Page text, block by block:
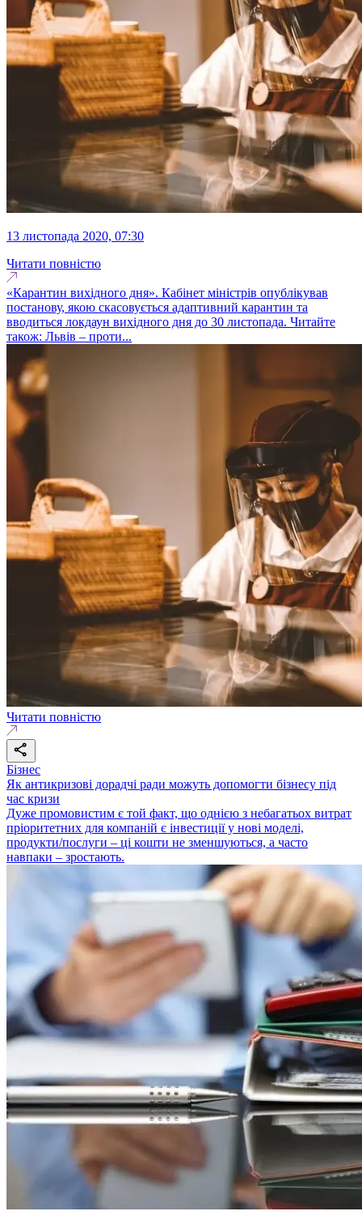
13 листопада 2020, 07:30
Читати повністю
«Карантин вихідного дня». Кабінет міністрів опублікував
постанову, якою скасовується адаптивний карантин та
вводиться локдаун вихідного дня до 30 листопада. Читайте
також: Львів – проти...
Читати повністю
Бізнес
Як антикризові дорадчі ради можуть допомогти бізнесу під
час кризи
Дуже промовистим є той факт, що однією з небагатьох витрат
пріоритетних для компаній є інвестиції у нові моделі,
продукти/послуги – ці кошти не зменшуються, а часто
навпаки – зростають.